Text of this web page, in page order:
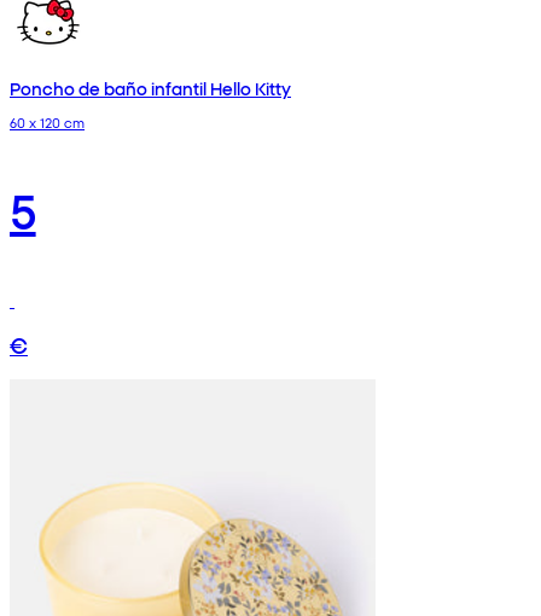
Poncho de baño infantil Hello Kitty
60 x 120 cm
5
€